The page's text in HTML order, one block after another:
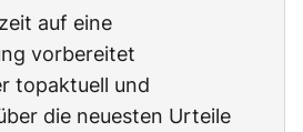
auf eine
vorbereitet
topaktuell und
die neuesten Urteile